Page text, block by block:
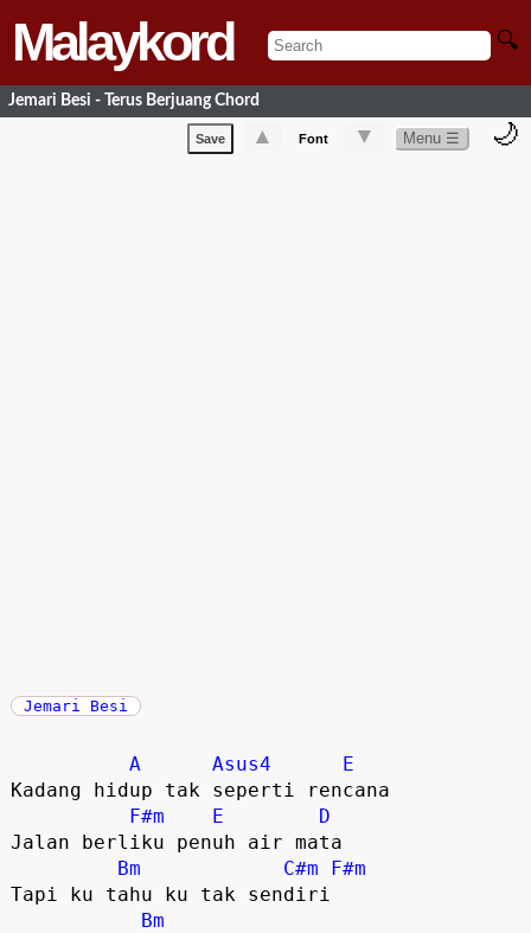
Malaykord 🔍
Jemari Besi - Terus Berjuang Chord
Save ▲ Font ▼ Menu ☰ 🌙
Jemari Besi
A Asus4
E
Kadang hidup tak seperti rencana
F#m
E
D
Jalan berliku penuh air mata
Bm
C#m
F#m
Tapi ku tahu ku tak sendiri
Bm